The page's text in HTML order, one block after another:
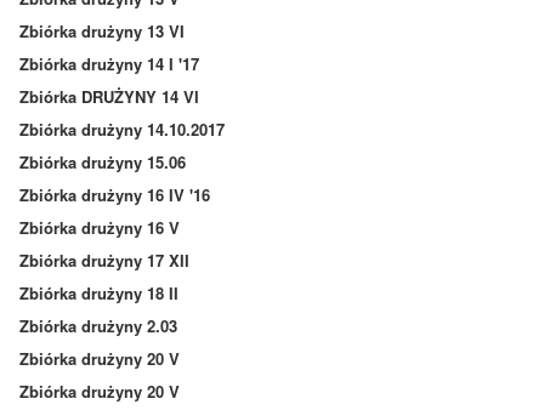
Zbiórka drużyny 13 VI
Zbiórka drużyny 14 I '17
Zbiórka DRUŻYNY 14 VI
Zbiórka drużyny 14.10.2017
Zbiórka drużyny 15.06
Zbiórka drużyny 16 IV '16
Zbiórka drużyny 16 V
Zbiórka drużyny 17 XII
Zbiórka drużyny 18 II
Zbiórka drużyny 2.03
Zbiórka drużyny 20 V
Zbiórka drużyny 20 V